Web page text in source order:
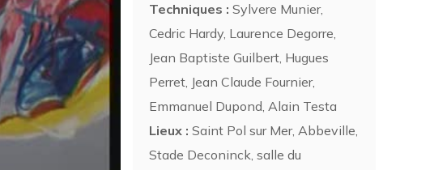
Techniques : Sylvere Munier,
Cedric Hardy, Laurence Degorre,
Jean Baptiste Guilbert, Hugues
Perret, Jean Claude Fournier,
Emmanuel Dupond, Alain Testa
Lieux : Saint Pol sur Mer, Abbeville,
Stade Deconinck, salle du